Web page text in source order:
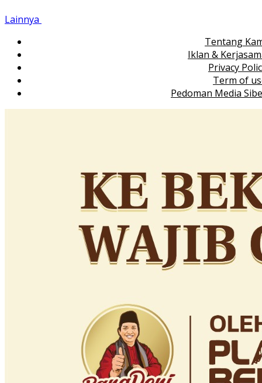
Lainnya
Tentang
Iklan &
Privacy
Term of
Pedoman Media